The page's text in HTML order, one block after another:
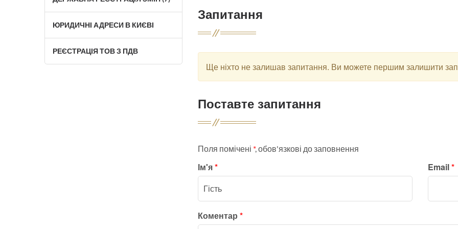
ЮРИДИЧНІ АДРЕСИ В КИЄВІ
РЕЄСТРАЦІЯ ТОВ З ПДВ
Запитання
Ще ніхто не залишав запитання. Ви можете першим залишити
Поставте запитання
Поля помічені *, обов'язкові до заповнення
Ім'я* Email*
Коментар *